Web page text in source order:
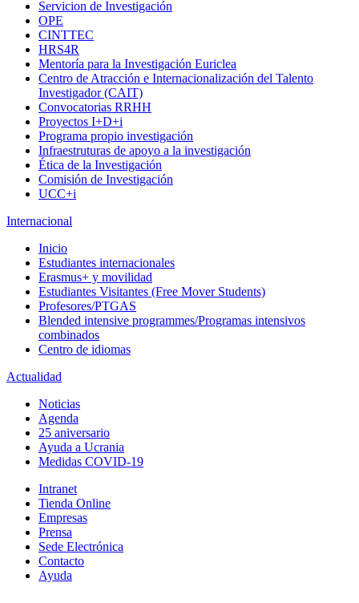
Servicion de Investigación
OPE
CINTTEC
HRS4R
Mentoría para la Investigación Euriclea
Centro de Atracción e Internacionalización del Talento
Investigador (CAIT)
Convocatorias RRHH
Proyectos I+D+i
Programa propio investigación
Infraestruturas de apoyo a la investigación
Ética de la Investigación
Comisión de Investigación
UCC+i
Internacional
Inicio
Estudiantes internacionales
Erasmus+ y movilidad
Estudiantes Visitantes (Free Mover Students)
Profesores/PTGAS
Blended intensive programmes/Programas intensivos
combinados
Centro de idiomas
Actualidad
Noticias
Agenda
25 aniversario
Ayuda a Ucrania
Medidas COVID-19
Intranet
Tienda Online
Empresas
Prensa
Sede Electrónica
Contacto
Ayuda